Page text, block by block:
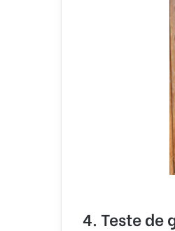
4. Teste de